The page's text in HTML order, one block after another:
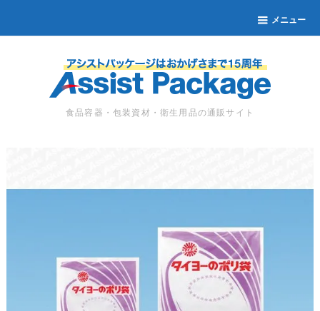
メニュー
食品容器・包装資材・衛生用品の通販サイト